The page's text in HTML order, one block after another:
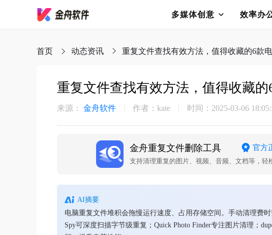
多媒体创意 效率办
首页 动态资讯 重复文件查找有效方法，值得收藏的6款
重复文件查找有效方法，值得收藏
来源： 金舟软件 作者：kate 时间：2025-03-06
金舟重复文件删除工具 官方
支持清理重复的图片、视频、音频、文档等，轻
AI摘要
电脑重复文件堆积会拖慢运行速度、占用存储空间。手动清理费
Spy可深度扫描字节级重复；Quick Photo Finder专注图片清理；